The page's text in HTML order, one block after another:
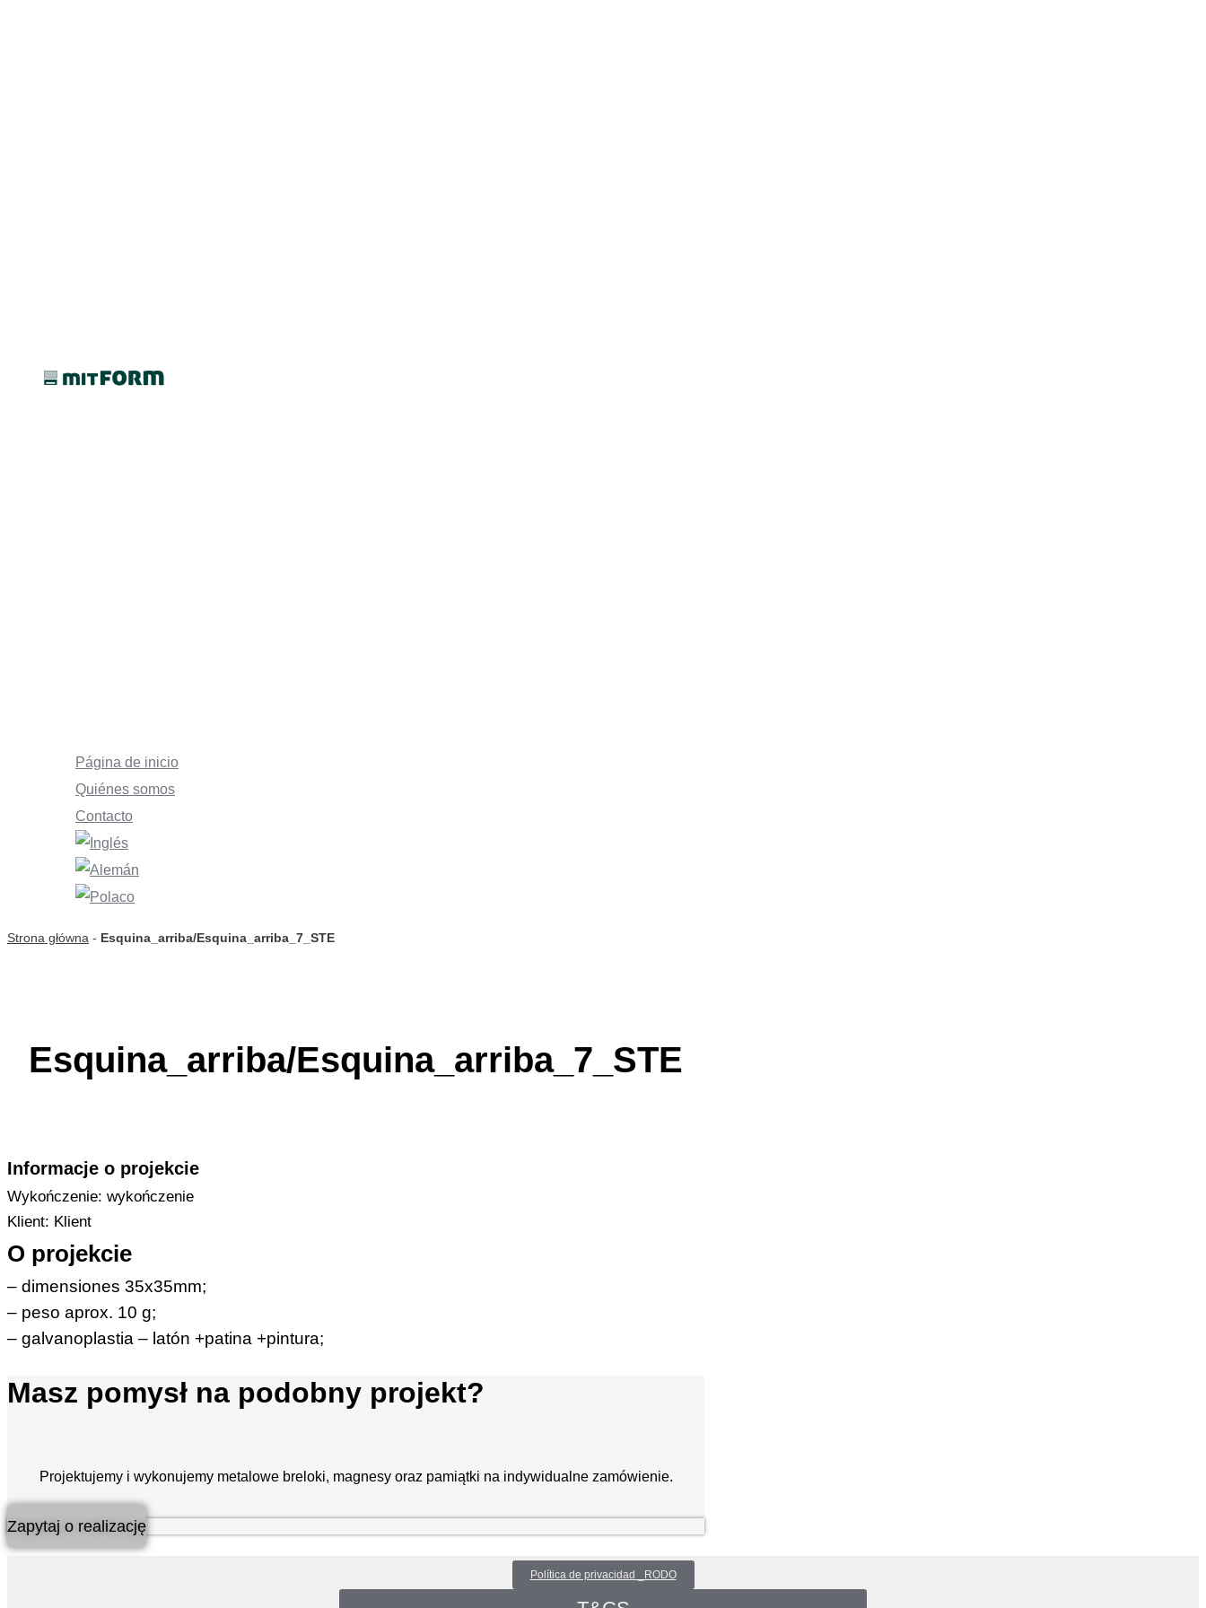
Página de inicio
Quiénes somos
Contacto
Strona główna - Esquina_arriba/Esquina_arriba_7_STE
Esquina_arriba/Esquina_arriba_7_STE
Informacje o projekcie
Wykończenie: wykończenie
Klient: Klient
O projekcie
– dimensiones 35x35mm;
– peso aprox. 10 g;
– galvanoplastia – latón +patina +pintura;
Masz pomysł na podobny projekt?
Projektujemy i wykonujemy metalowe breloki, magnesy oraz pamiątki na indywidualne zamówienie.
Zapytaj o realizację
Política de privacidad _RODO